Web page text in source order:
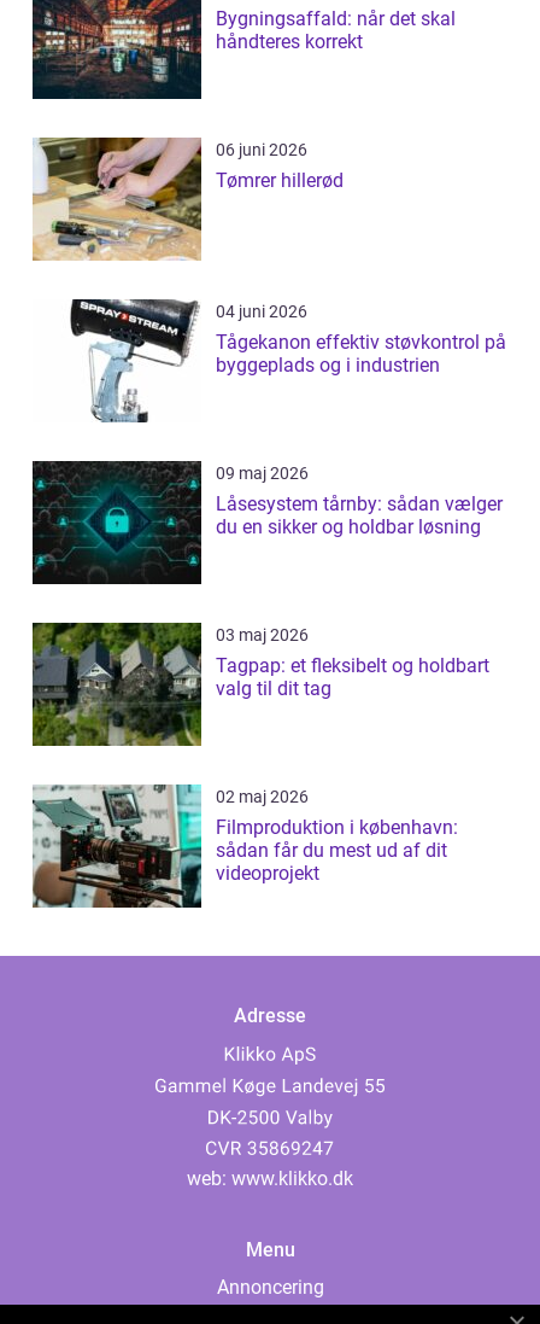
Bygningsaffald: når det skal
håndteres korrekt
06 juni 2026
Tømrer hillerød
04 juni 2026
Tågekanon effektiv støvkontrol på
byggeplads og i industrien
09 maj 2026
Låsesystem tårnby: sådan vælger
du en sikker og holdbar løsning
03 maj 2026
Tagpap: et fleksibelt og holdbart
valg til dit tag
02 maj 2026
Filmproduktion i københavn:
sådan får du mest ud af dit
videoprojekt
Adresse
web: www.klikko.dk
Menu
Annoncering